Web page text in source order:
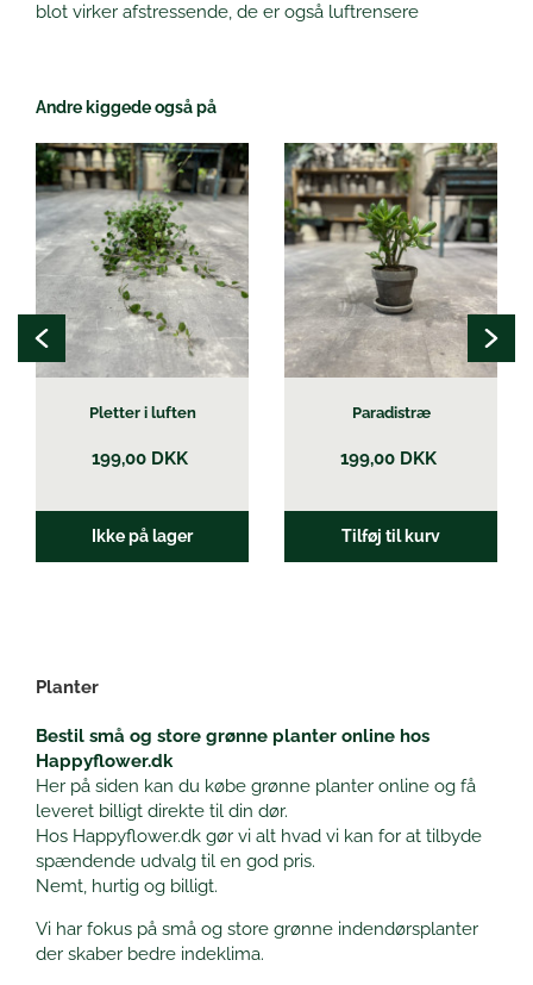
blot virker afstressende, de er også luftrensere
Andre kiggede også på
Pletter i luften
199,00 DKK
Ikke på lager
Paradistræ
199,00 DKK
Tilføj til kurv
Planter
Bestil små og store grønne planter online hos
Happyflower.dk
Her på siden kan du købe grønne planter online og få
leveret billigt direkte til din dør.
Hos Happyflower.dk gør vi alt hvad vi kan for at tilbyde
spændende udvalg til en god pris.
Nemt, hurtig og billigt.
Vi har fokus på små og store grønne indendørsplanter
der skaber bedre indeklima.